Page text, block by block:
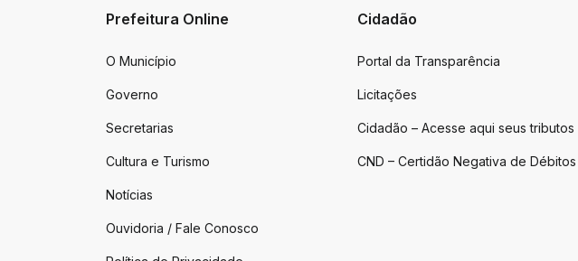
Prefeitura Online
O Município
Governo
Secretarias
Cultura e Turismo
Notícias
Ouvidoria / Fale Conosco
Cidadão
Portal da Transparência
Licitações
Cidadão – Acesse aqui seus tributos
CND – Certidão Negativa de Débitos